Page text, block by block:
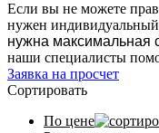
Если вы не можете
нужен
нужна максимальная
наши специалисты
Заявка на просчет
Сортировать
По цене